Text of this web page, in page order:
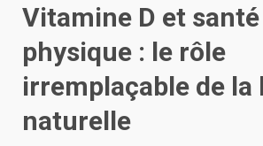
Vitamine D et santé
physique : le rôle
irremplaçable de la
naturelle